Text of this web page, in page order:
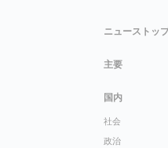
ニューストッ
主要
国内
社会
政治